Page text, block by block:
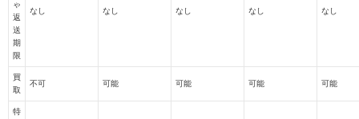
ゃ
返
送
期
限
なし なし なし なし なし
買
取
不可 可能 可能 可能 可能
特